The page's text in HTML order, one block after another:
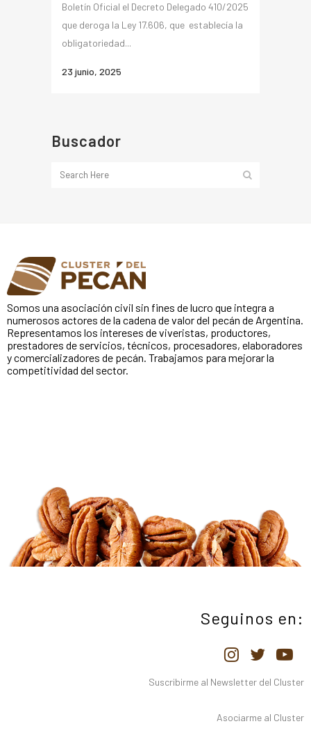
Boletín Oficial el Decreto Delegado 410/2025
que deroga la Ley 17.606, que establecía la
obligatoriedad...
23 junio, 2025
Buscador
Somos una asociación civil sin fines de lucro que integra a
numerosos actores de la cadena de valor del pecán de Argentina.
Representamos los intereses de viveristas, productores,
prestadores de servicios, técnicos, procesadores, elaboradores
y comercializadores de pecán. Trabajamos para mejorar la
competitividad del sector.
Seguinos en:
Suscribirme al Newsletter del Cluster
Asociarme al Cluster